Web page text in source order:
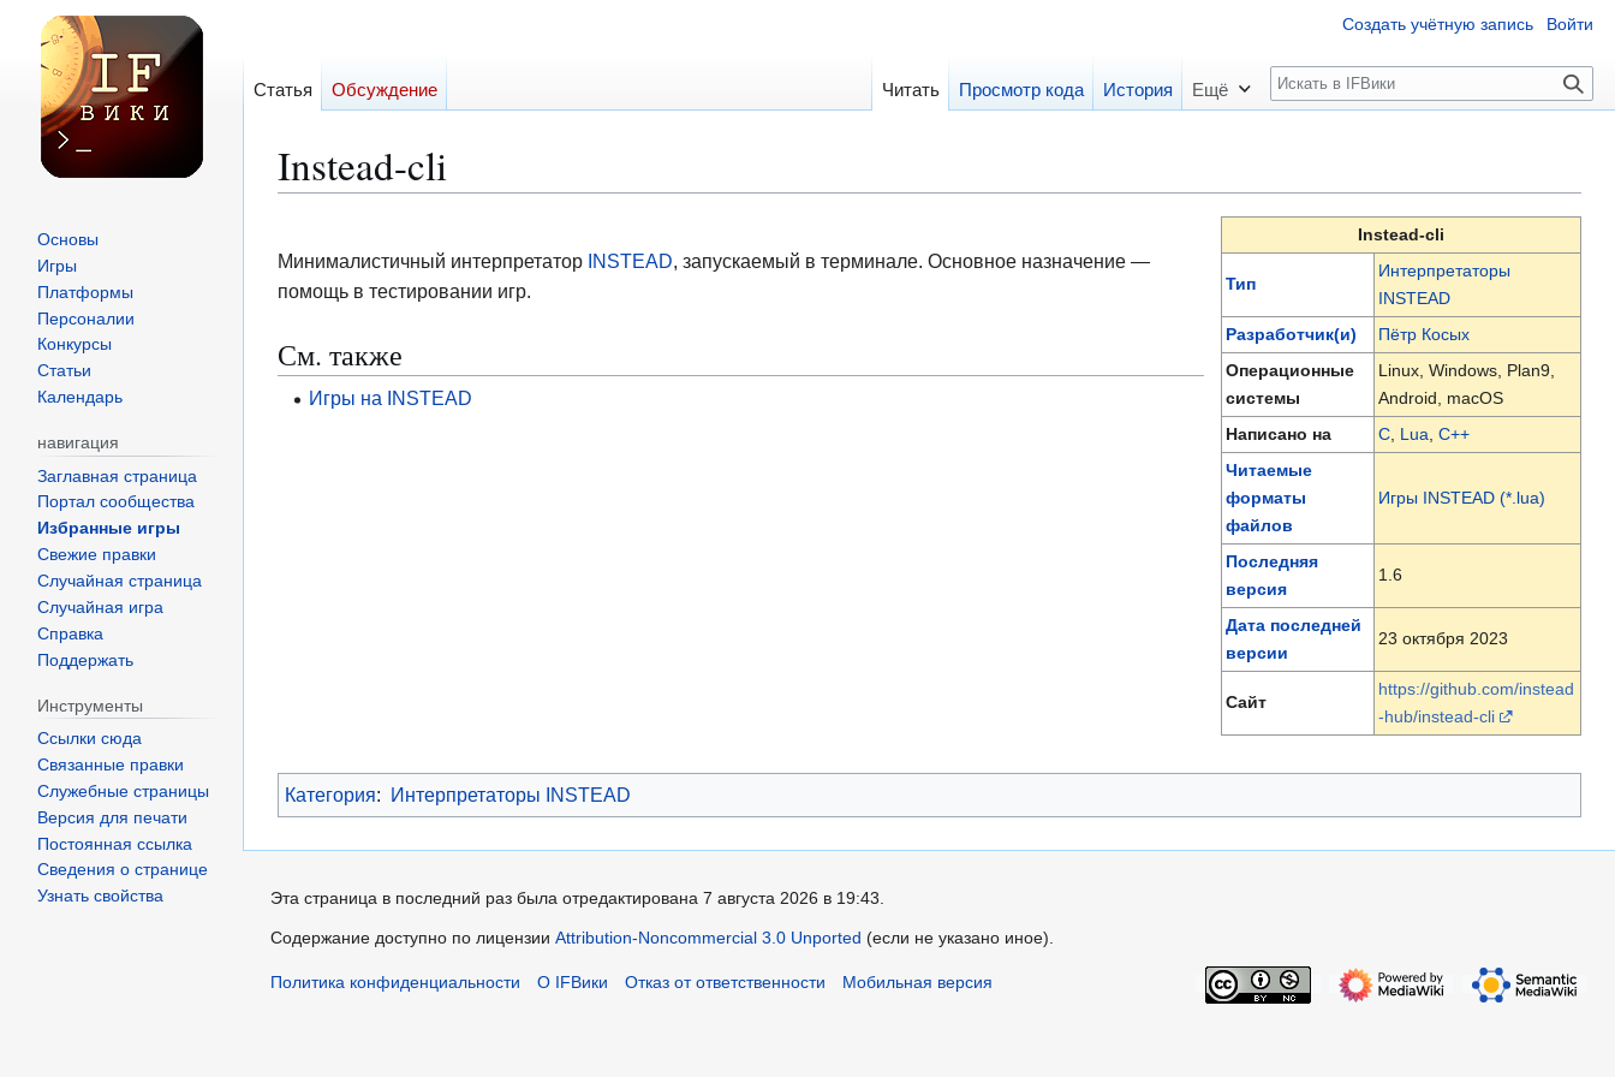
Instead-cli
к
навигации
к
поиску
Instead-cli
Тип
Интерпретаторы
INSTEAD
Разработчик(и)
Пётр Косых
Операционные
системы
Linux, Windows, Plan9,
Android, macOS
Написано на
C Lua ,C++
Читаемые
форматы
файлов
Игры INSTEAD (*.lua)
Последняя
версия
1.6
Дата последней
версии
23 октября 2023
Сайт
https://github.com/instead
-hub/instead-cli
Минималистичный интерпретатор INSTEAD, запускаемый в терминале. Основное назначение —
помощь в тестировании игр.
См. также
Игры на INSTEAD
Категория: Интерпретаторы INSTEAD
Создать учётную запись Войти
Статья Обсуждение Читать Просмотр кода История Ещё
П
о
к
Основы
Игры
Платформы
Персоналии
Конкурсы
Статьи
Календарь
навигация
Заглавная страница
Портал сообщества
Избранные игры
Свежие правки
Случайная страница
Случайная игра
Справка
Поддержать
Инструменты
Ссылки сюда
Связанные правки
Служебные страницы
Версия для печати
Постоянная ссылка
Сведения о странице
Узнать свойства
Эта страница в последний раз была отредактирована 7 августа 2026 в 19:43.
Содержание доступно по лицензииAttribution-Noncommercial 3.0 Unported (если не указано иное).
Политика конфиденциальности О IFВики Отказ от ответственности Мобильная версия